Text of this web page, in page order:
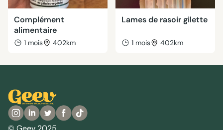
Complément
alimentaire
1 mois 402km
Lames de rasoir gilette
1 mois 402km